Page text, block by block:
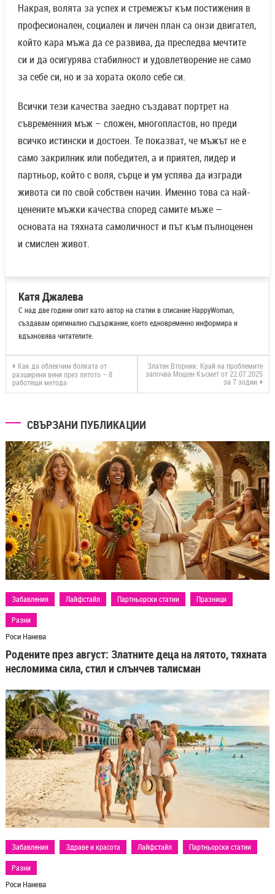
всичко истински и достоен. Те показват, че мъжът не е
само закрилник или победител, а и приятел, лидер и
партньор, който с воля, сърце и ум успява да изгради
живота си по свой собствен начин. Именно това са най-
ценените мъжки качества според самите мъже —
основата на тяхната самоличност и път към пълноценен
и смислен живот.
Катя Джалева
С над две години опит като автор на статии в списание HappyWoman,
вдъхновява читателите.
Как да облекчим болката от
СВЪРЗАНИ ПУБЛИКАЦИИ
Забавления Лайфстайл Партньорски статии Празници
Разни
Роси Нанева
Родените през август: Златните деца на лятото, тяхната
несломима сила, стил и слънчев талисман
Забавления Здраве и красота Лайфстайл Партньорски статии
Разни
Роси Нанева
Екскурзия до Карибския басейн: Мексико, Куба или
Доминикана за семейна почивка?